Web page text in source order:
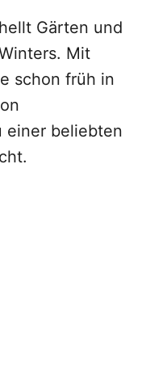
Gärten und
Mit
schon früh in
einer beliebten